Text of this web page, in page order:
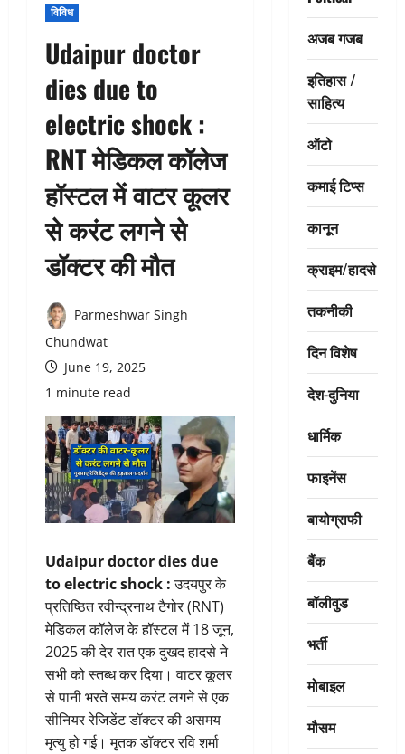
विविध
Udaipur doctor
dies due to
electric shock :
RNT मेडिकल कॉलेज
हॉस्टल में वाटर कूलर
से करंट लगने से
डॉक्टर की मौत
Parmeshwar Singh
Chundwat
June 19, 2025
1 minute read
Udaipur doctor dies due
to electric shock :उदयपुर के
प्रतिष्ठित रवीन्द्रनाथ टैगोर (RNT)
मेडिकल कॉलेज के हॉस्टल में 18 जून,
2025 की देर रात एक दुखद हादसे ने
सभी को स्तब्ध कर दिया। वाटर कूलर
से पानी भरते समय करंट लगने से एक
सीनियर रेजिडेंट डॉक्टर की असमय
मृत्यु हो गई। मृतक डॉक्टर रवि शर्मा
अजब गजब
इतिहास /
साहित्य
ऑटो
कमाई टिप्स
कानून
क्राइम/हादसे
तकनीकी
दिन विशेष
देश-दुनिया
धार्मिक
फाइनेंस
बायोग्राफी
बैंक
बॉलीवुड
भर्ती
मोबाइल
मौसम